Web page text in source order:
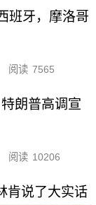
班牙，摩洛哥
阅读 7565
朗普高调宣
阅读 10206
肯说了大实话